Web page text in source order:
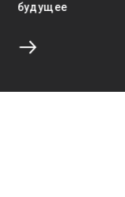
будущее